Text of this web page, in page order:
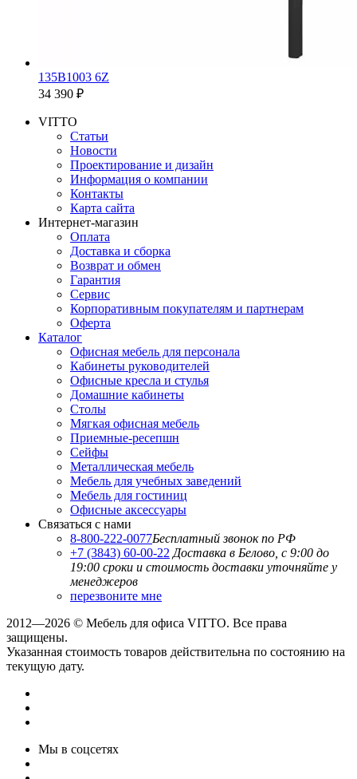
135B1003 6Z
34 390 ₽
VITTO
Статьи
Новости
Проектирование и дизайн
Информация о компании
Контакты
Карта сайта
Интернет-магазин
Оплата
Доставка и сборка
Возврат и обмен
Гарантия
Сервис
Корпоративным покупателям и партнерам
Оферта
Каталог
Офисная мебель для персонала
Кабинеты руководителей
Офисные кресла и стулья
Домашние кабинеты
Столы
Мягкая офисная мебель
Приемные-ресепшн
Сейфы
Металлическая мебель
Мебель для учебных заведений
Мебель для гостиниц
Офисные аксессуары
Связаться с нами
8-800-222-0077Бесплатный звонок по РФ
+7 (3843) 60-00-22 Доставка в Белово, с 9:00 до
19:00 сроки и стоимость доставки уточняйте у
менеджеров
перезвоните мне
2012—2026 © Мебель для офиса VITTO. Все права
защищены.
Указанная стоимость товаров действительна по состоянию на
текущую дату.
Мы в соцсетях